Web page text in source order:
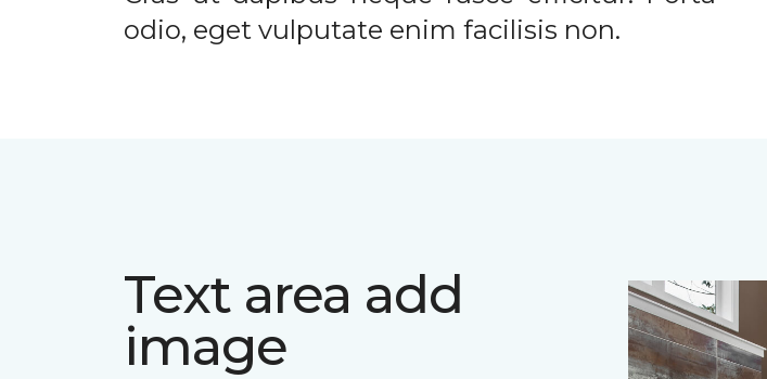
odio, eget vulputate enim facilisis non.
Text area add
image